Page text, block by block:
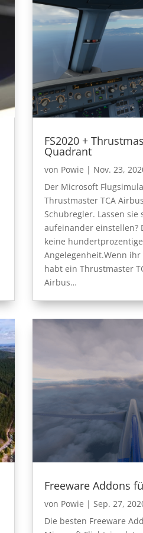
FS2020 +
Quadrant
von Powie | Nov. 23,
Der Microsoft
Thrustmaster TCA
Schubregler. Lassen sie
aufeinander einstellen?
keine hundertprozentige
Angelegenheit.Wenn
habt ein Thrustmaster
Airbus…
Freeware Addons
von Powie | Sep. 27,
Die besten Freeware